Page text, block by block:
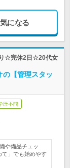
気になる
☆完休2日☆20代女
の【管理スタッ
歴不問
や備品チェッ
て」でも始めやす